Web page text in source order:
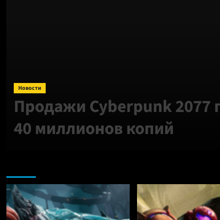
Новости
Продажи Cyberpunk 2077
40 миллионов копий